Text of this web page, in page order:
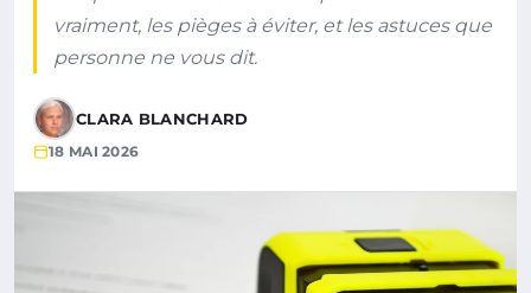
vraiment, les pièges à éviter, et les astuces que
personne ne vous dit.
CLARA BLANCHARD
18 MAI 2026